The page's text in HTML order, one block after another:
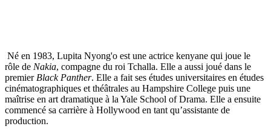
Né en 1983, Lupita Nyong'o est une actrice kenyane qui joue le
rôle de Nakia, compagne du roi Tchalla. Elle a aussi joué dans le
premier Black Panther. Elle a fait ses études universitaires en études
cinématographiques et théâtrales au Hampshire College puis une
maîtrise en art dramatique à la Yale School of Drama. Elle a ensuite
commencé sa carrière à Hollywood en tant qu’assistante de
production.